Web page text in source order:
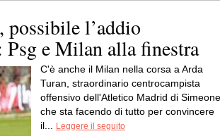
possibile l’addio
Psg e Milan alla finestra
C'è anche il Milan nella corsa a Arda
Turan, straordinario centrocampista
offensivo dell'Atletico Madrid di
che sta facendo di tutto per convincere
il...
Leggere il seguito